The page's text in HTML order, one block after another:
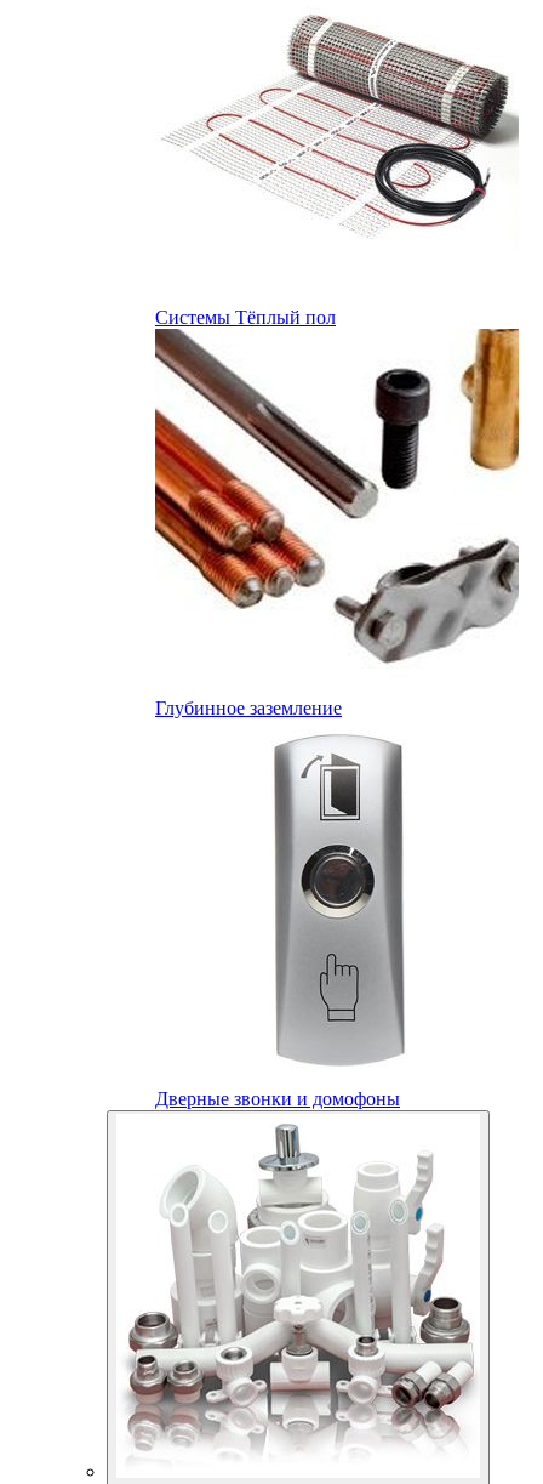
Системы Тёплый пол
Глубинное заземление
Дверные звонки и домофоны